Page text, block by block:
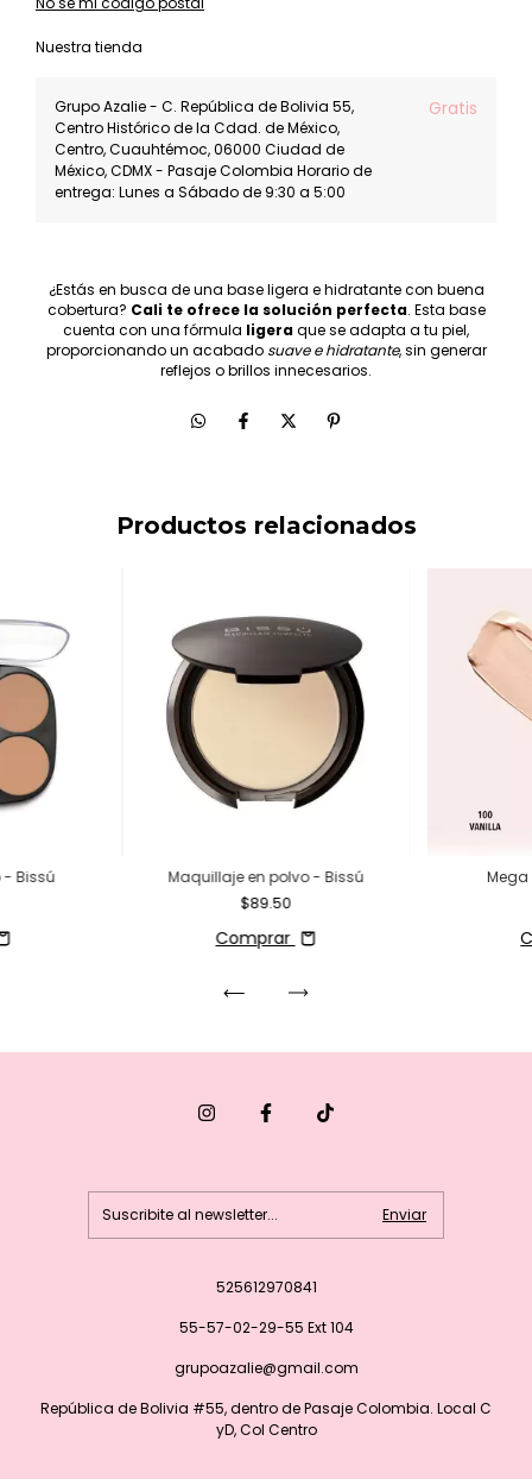
Nuestra tienda
Grupo Azalie - C. República de Bolivia 55,
Centro Histórico de la Cdad. de México,
Centro, Cuauhtémoc, 06000 Ciudad de
México, CDMX - Pasaje Colombia Horario de
entrega: Lunes a Sábado de 9:30 a 5:00
Gratis
¿Estás en busca de una base ligera e hidratante con buena
cobertura? Cali te ofrece la solución perfecta. Esta base
cuenta con una fórmula ligeraque se adapta a tu piel,
proporcionando un acabado suave e hidratante, sin generar
reflejos o brillos innecesarios.
Productos relacionados
- Bissú
Maquillaje en polvo - Bissú
$89.50
Comprar
Mega
525612970841
55-57-02-29-55 Ext 104
grupoazalie@gmail.com
República de Bolivia #55, dentro de Pasaje Colombia. Local C
yD, Col Centro